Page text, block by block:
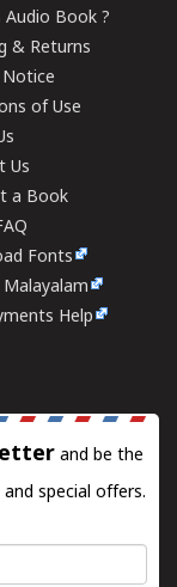
Audio Book ?
& Returns
Notice
of Use
Us
a Book
Fonts
Malayalam
Help
and be the
special offers.